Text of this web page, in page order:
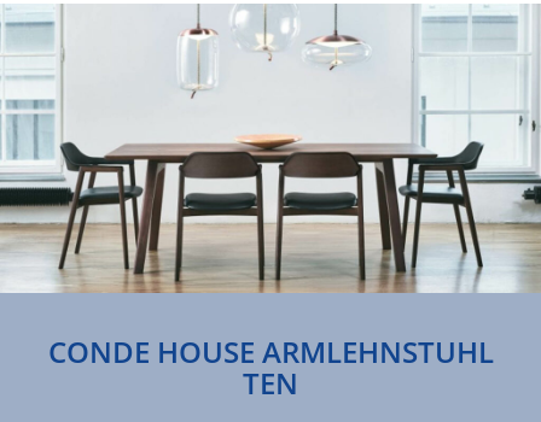
CONDE HOUSE ARMLEHNSTUHL
TEN